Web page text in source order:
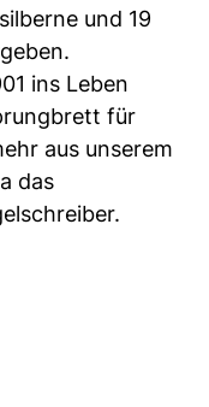
und 19
ins Leben
für
aus unserem
das